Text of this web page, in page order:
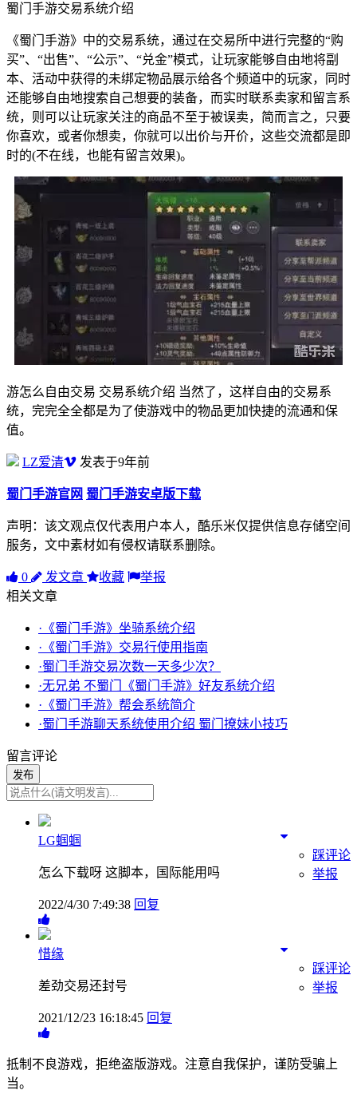
蜀门手游交易系统介绍
《蜀门手游》中的交易系统，通过在交易所中进行完整的“购
买”、“出售”、“公示”、“兑金”模式，让玩家能够自由地将副
本、活动中获得的未绑定物品展示给各个频道中的玩家，同时
还能够自由地搜索自己想要的装备，而实时联系卖家和留言系
统，则可以让玩家关注的商品不至于被误卖，简而言之，只要
你喜欢，或者你想卖，你就可以出价与开价，这些交流都是即
时的(不在线，也能有留言效果)。
游怎么自由交易 交易系统介绍 当然了，这样自由的交易系
统，完完全全都是为了使游戏中的物品更加快捷的流通和保
值。
LZ爱清 发表于9年前
蜀门手游官网 蜀门手游安卓版下载
声明：该文观点仅代表用户本人，酷乐米仅提供信息存储空间
服务，文中素材如有侵权请联系删除。
0 发文章 收藏
举报
相关文章
·《蜀门手游》坐骑系统介绍
·《蜀门手游》交易行使用指南
·蜀门手游交易次数一天多少次？
·无兄弟 不蜀门《蜀门手游》好友系统介绍
·《蜀门手游》帮会系统简介
·蜀门手游聊天系统使用介绍 蜀门撩妹小技巧
留言评论
发布
LG蝈蝈
踩评论
举报
怎么下载呀 这脚本，国际能用吗
2022/4/30 7:49:38 回复
惜缘
踩评论
举报
差劲交易还封号
2021/12/23 16:18:45 回复
抵制不良游戏，拒绝盗版游戏。注意自我保护，谨防受骗上
当。